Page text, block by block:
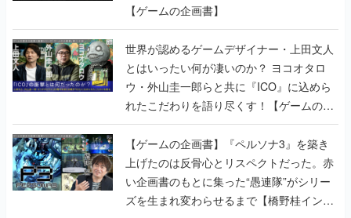
【ゲームの企画書】
世界が認めるゲームデザイナー・上田文人
とはいったい何が凄いのか？ ヨコオタロ
ウ・外山圭一郎らと共に『ICO』に込めら
れたこだわりを語り尽くす！【ゲームの企
画書】
【ゲームの企画書】『ペルソナ3』を築き
上げたのは反骨心とリスペクトだった。赤
い企画書のもとに集った“愚連隊”がシリー
ズを生まれ変わらせるまで【橋野桂インタ